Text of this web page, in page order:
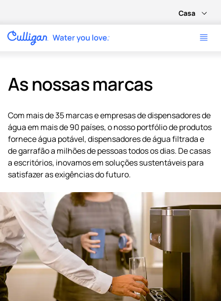
Casa
As nossas marcas
Com mais de 35 marcas e empresas de dispensadores de
água em mais de 90 países, o nosso portfólio de produtos
fornece água potável, dispensadores de água filtrada e
de garrafão a milhões de pessoas todos os dias. De casas
a escritórios, inovamos em soluções sustentáveis para
satisfazer as exigências do futuro.